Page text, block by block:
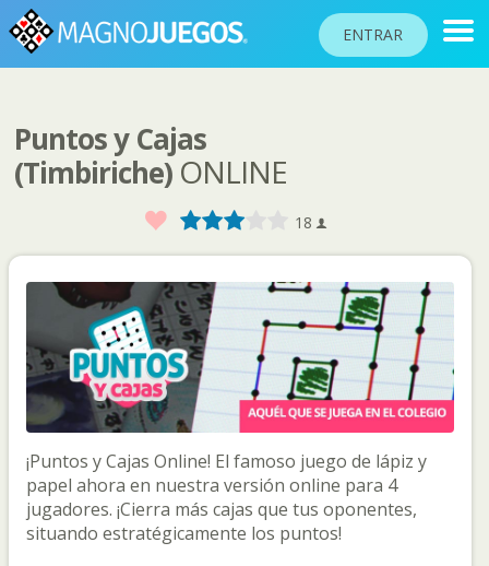
ENTRAR
RANKINGS
TORNEOS
COMUNIDAD
AYUDA
PASAPORTE
JUGAR
Idioma del sitio
Puntos y Cajas
(Timbiriche) ONLINE
Favorito 5
2
1 18
¡Puntos y Cajas Online! El famoso juego de lápiz y
papel ahora en nuestra versión online para 4
jugadores. ¡Cierra más cajas que tus oponentes,
situando estratégicamente los puntos!